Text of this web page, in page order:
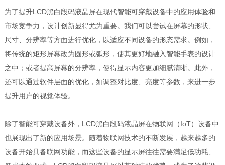
为了提升LCD黑白段码液晶屏在现代智能可穿戴设备中的应用体验和
市场竞争力，设计创新显得尤为重要。我们可以尝试在屏幕的形状、
尺寸、分辨率等方面进行优化，以适应不同设备的形态需求。例如，
将传统的矩形屏幕改为圆形或弧形，使其更好地融入智能手表的设计
之中；或者提高屏幕的分辨率，使得显示内容更加细腻清晰。此外，
还可以通过软件层面的优化，如调整对比度、亮度等参数，来进一步
提升用户的视觉体验。
除了智能可穿戴设备外，LCD黑白段码液晶屏在物联网（IoT）设备中
也展现出了新的应用场景。随着物联网技术的不断发展，越来越多的
设备开始具备联网功能，而这些设备的显示屏往往需要满足低功耗、